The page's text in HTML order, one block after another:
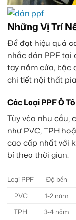
Những Vị Trí
Để đạt hiệu quả
nhắc dán PPF tại
tay nắm cửa, bậc
chi tiết nội thất
Các Loại PPF Ô
Tùy vào nhu cầu,
như PVC, TPH
cao cấp nhất với
bỉ theo thời gian.
Loại PPF Độ bền
PVC
1-2 năm
TPH
3-4 năm